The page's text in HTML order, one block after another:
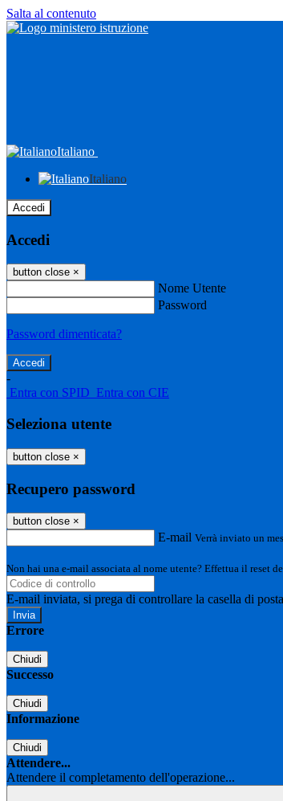
Salta al contenuto
Italiano
Italiano
Accedi
Accedi
button close ×
Nome Utente
Password
Password dimenticata?
-
Entra con SPID Entra con CIE
Seleziona utente
button close ×
Recupero password
button close ×
E-mail Verrà inviato un
Non hai una e-mail associata al nome utente? Effettua il reset
E-mail inviata, si prega di controllare la casella di
Errore
Chiudi
Successo
Chiudi
Informazione
Chiudi
Attendere...
Attendere il completamento dell'operazione...